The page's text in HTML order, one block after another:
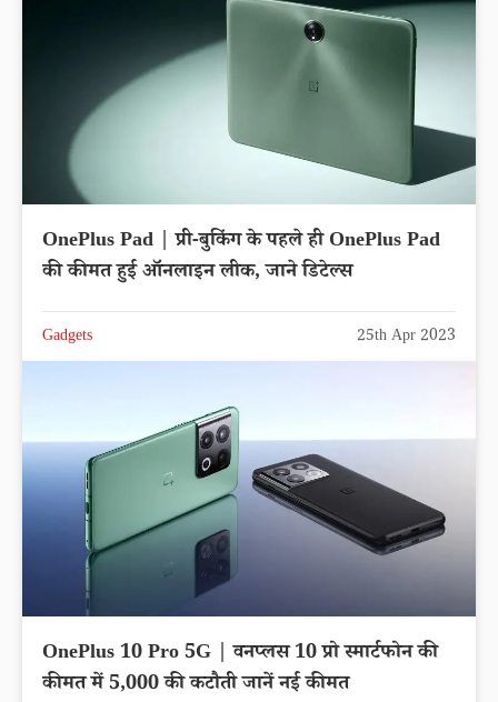
OnePlus Pad | प्री-बुकिंग के पहले ही OnePlus Pad
की कीमत हुई ऑनलाइन लीक, जाने डिटेल्स
Gadgets 25th Apr 2023
OnePlus 10 Pro 5G | वनप्लस 10 प्रो स्मार्टफोन की
कीमत में 5,000 की कटौती जानें नई कीमत